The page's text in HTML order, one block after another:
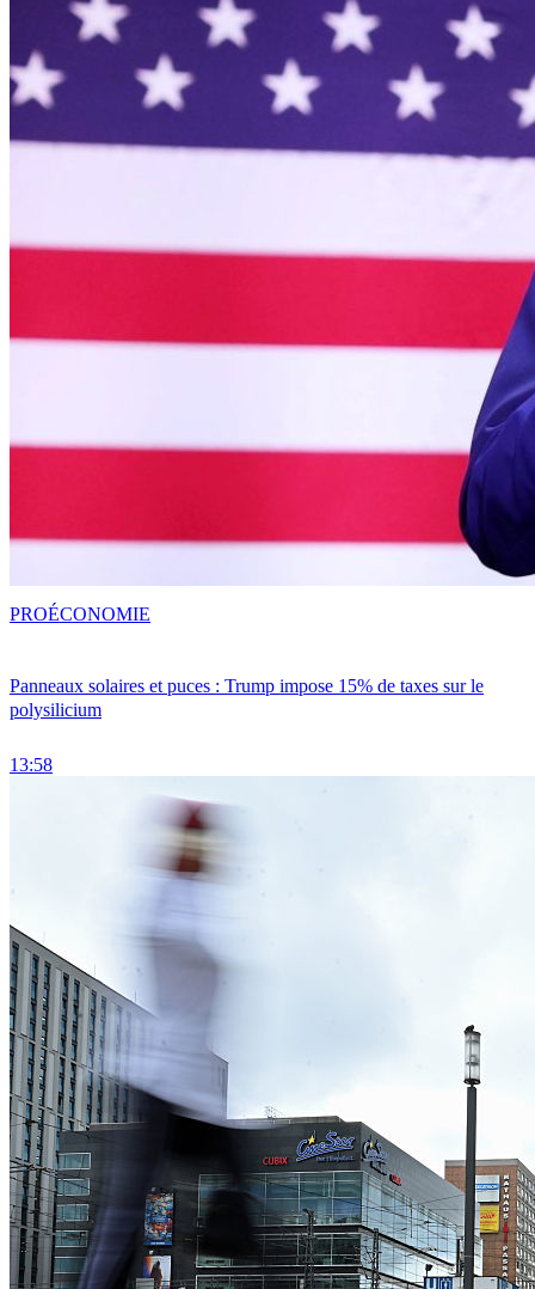
Panneaux solaires et puces : Trump impose 15% de taxes sur le
polysilicium
13:58
PROÉCONOMIE